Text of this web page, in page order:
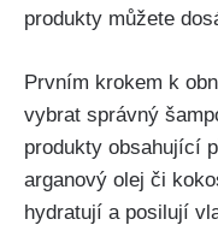
produkty⁢ můžete
Prvním krokem⁣ k
vybrat správný
produkty obsahující‍
arganový olej či
hydratují⁤ a posilují⁤